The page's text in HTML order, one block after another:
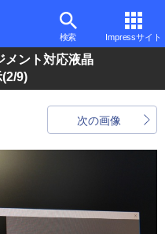
検索 Impressサイト
メント対応液晶
(2/9)
次の画像